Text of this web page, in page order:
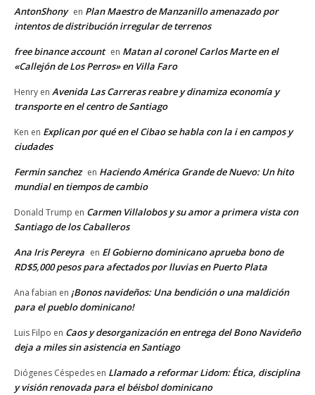
AntonShony en Plan Maestro de Manzanillo amenazado por
intentos de distribución irregular de terrenos
free binance account en Matan al coronel Carlos Marte en el
«Callejón de Los Perros» en Villa Faro
Henry en Avenida Las Carreras reabre y dinamiza economía y
transporte en el centro de Santiago
Ken en Explican por qué en el Cibao se habla con la i en campos y
ciudades
Fermin sanchez en Haciendo América Grande de Nuevo: Un hito
mundial en tiempos de cambio
Donald Trump en Carmen Villalobos y su amor a primera vista con
Santiago de los Caballeros
Ana Iris Pereyra en El Gobierno dominicano aprueba bono de
RD$5,000 pesos para afectados por lluvias en Puerto Plata
Ana fabian en ¡Bonos navideños: Una bendición o una maldición
para el pueblo dominicano!
Luis Filpo en Caos y desorganización en entrega del Bono Navideño
deja a miles sin asistencia en Santiago
Diógenes Céspedes en Llamado a reformar Lidom: Ética, disciplina
y visión renovada para el béisbol dominicano